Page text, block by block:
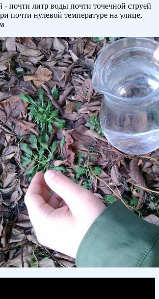
- почти литр воды почти точечной струей
почти нулевой температуре на улице,